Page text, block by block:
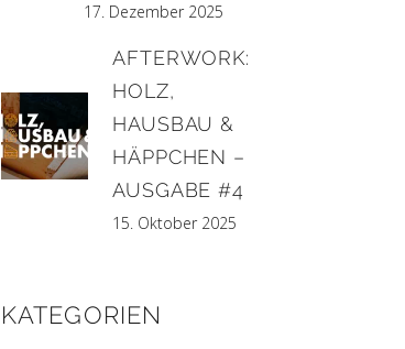
17. Dezember 2025
AFTERWORK:
HOLZ,
HAUSBAU &
HÄPPCHEN –
AUSGABE #4
15. Oktober 2025
KATEGORIEN